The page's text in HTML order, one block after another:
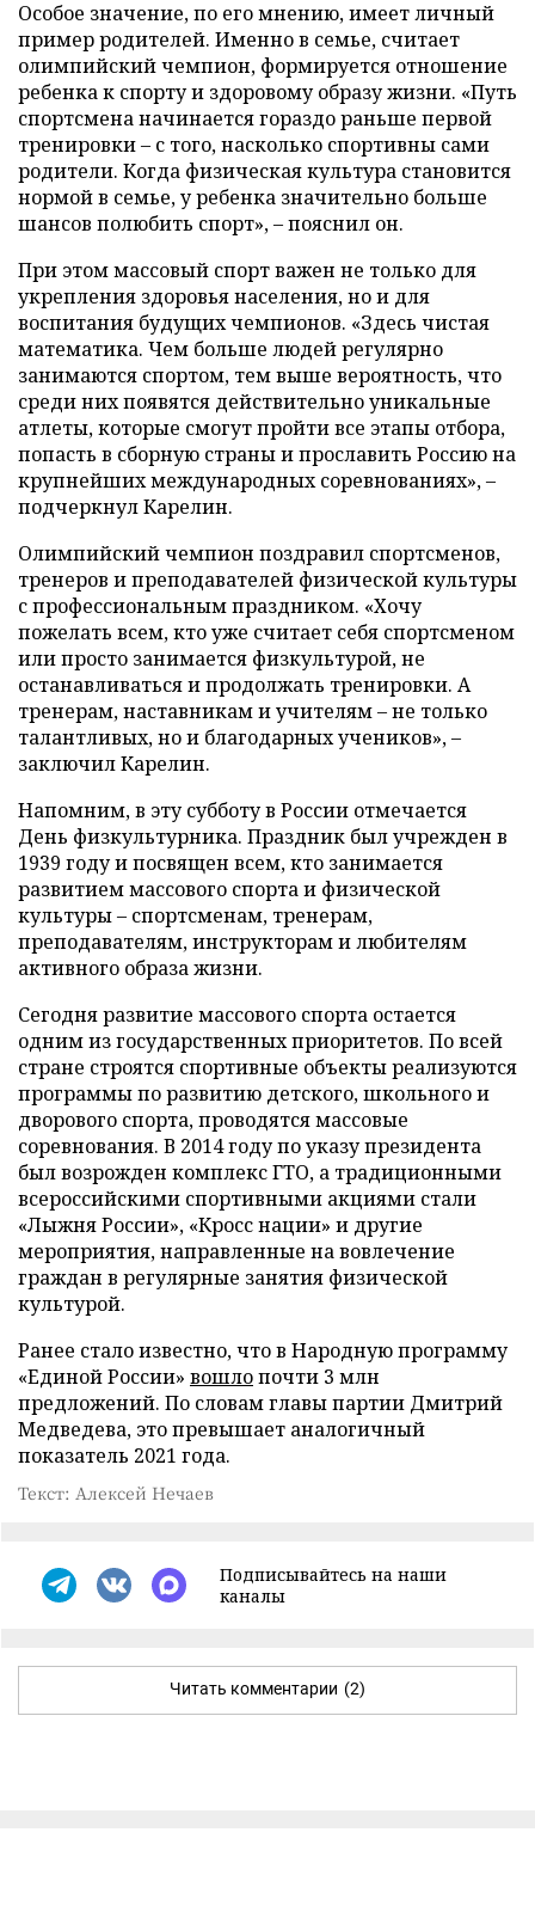
Особое значение, по его мнению, имеет личный
пример родителей. Именно в семье, считает
олимпийский чемпион, формируется отношение
ребенка к спорту и здоровому образу жизни. «Путь
спортсмена начинается гораздо раньше первой
тренировки – с того, насколько спортивны сами
родители. Когда физическая культура становится
нормой в семье, у ребенка значительно больше
шансов полюбить спорт», – пояснил он.
При этом массовый спорт важен не только для
укрепления здоровья населения, но и для
воспитания будущих чемпионов. «Здесь чистая
математика. Чем больше людей регулярно
занимаются спортом, тем выше вероятность, что
среди них появятся действительно уникальные
атлеты, которые смогут пройти все этапы отбора,
попасть в сборную страны и прославить Россию на
крупнейших международных соревнованиях», –
подчеркнул Карелин.
Олимпийский чемпион поздравил спортсменов,
тренеров и преподавателей физической культуры
с профессиональным праздником. «Хочу
пожелать всем, кто уже считает себя спортсменом
или просто занимается физкультурой, не
останавливаться и продолжать тренировки. А
тренерам, наставникам и учителям – не только
талантливых, но и благодарных учеников», –
заключил Карелин.
Напомним, в эту субботу в России отмечается
День физкультурника. Праздник был учрежден в
1939 году и посвящен всем, кто занимается
развитием массового спорта и физической
культуры – спортсменам, тренерам,
преподавателям, инструкторам и любителям
активного образа жизни.
Сегодня развитие массового спорта остается
одним из государственных приоритетов. По всей
стране строятся спортивные объекты реализуются
программы по развитию детского, школьного и
дворового спорта, проводятся массовые
соревнования. В 2014 году по указу президента
был возрожден комплекс ГТО, а традиционными
всероссийскими спортивными акциями стали
«Лыжня России», «Кросс нации» и другие
мероприятия, направленные на вовлечение
граждан в регулярные занятия физической
культурой.
Ранее стало известно, что в Народную программу
«Единой России» вошлопочти 3 млн
предложений. По словам главы партии Дмитрий
Медведева, это превышает аналогичный
показатель 2021 года.
Текст: Алексей Нечаев
Подписывайтесь на наши
каналы
Читать комментарии (2)